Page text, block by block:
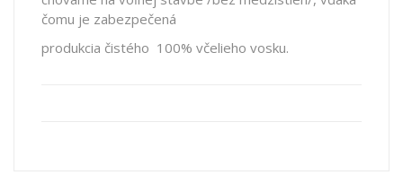
čomu je zabezpečená
produkcia čistého 100% včelieho vosku.